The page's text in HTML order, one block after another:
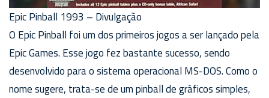
Epic Pinball 1993 – Divulgação
O Epic Pinball foi um dos primeiros jogos a ser lançado pela
Epic Games. Esse jogo fez bastante sucesso, sendo
desenvolvido para o sistema operacional MS-DOS. Como o
nome sugere, trata-se de um pinball de gráficos simples,